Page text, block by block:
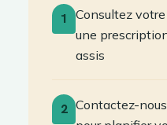
1
Consultez
une
assis
2 Contactez-